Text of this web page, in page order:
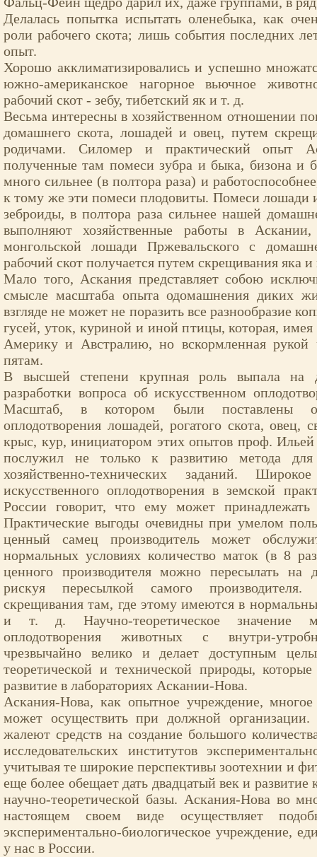
Делалась попытка испытать оленебыка, как
роли рабочего скота; лишь события последних
опыт.
Хорошо акклиматизировались и успешно
южно-американское нагорное вьючное
рабочий скот - зебу, тибетский як и т. д.
Весьма интересны в хозяйственном отношении
домашнего скота, лошадей и овец, путем
родичами. Силомер и практический опыт
полученные там помеси зубра и быка, бизона и
много сильнее (в полтора раза) и
к тому же эти помеси плодовиты. Помеси лошади
зеброиды, в полтора раза сильнее нашей
выполняют хозяйственные работы в
монгольской лошади Пржевальского с
рабочий скот получается путем скрещивания яка и
Мало того, Аскания представляет собою
смысле масштаба опыта одомашнения диких
взгляде не может не поразить все разнообразие
гусей, уток, куриной и иной птицы, которая,
Америку и Австралию, но вскормленная рукой
пятам.
В высшей степени крупная роль выпала на
разработки вопроса об искусственном
Масштаб, в котором были поставлены
оплодотворения лошадей, рогатого скота, овец,
крыс, кур, инициатором этих опытов проф.
послужил не только к развитию метода
хозяйственно-технических заданий.
искусственного оплодотворения в земской
России говорит, что ему может принадлежать
Практические выгоды очевидны при умелом
ценный самец производитель может
нормальных условиях количество маток (в 8
ценного производителя можно пересылать на
рискуя пересылкой самого
скрещивания там, где этому имеются в
и т. д. Научно-теоретическое значение
оплодотворения животных с внутри-
чрезвычайно велико и делает доступным
теоретической и технической природы,
развитие в лабораториях Аскании-Нова.
Аскания-Нова, как опытное учреждение,
может осуществить при должной
жалеют средств на создание большого
исследовательских институтов
учитывая те широкие перспективы зоотехнии и
еще более обещает дать двадцатый век и
научно-теоретической базы. Аскания-Нова во
настоящем своем виде осуществляет
экспериментально-биологическое учреждение,
у нас в России.